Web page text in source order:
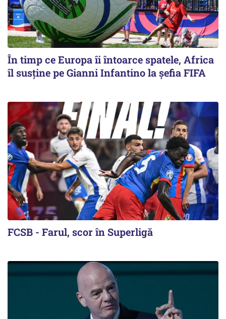
În timp ce Europa îi întoarce spatele, Africa
îl susține pe Gianni Infantino la șefia FIFA
FCSB - Farul, scor în Superligă